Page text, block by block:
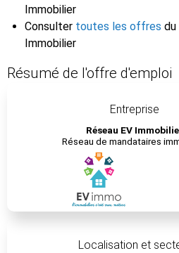
Immobilier
Consulter toutes les offres du
Immobilier
Résumé de l'offre d'emploi
Entreprise
Réseau EV
Réseau de mandataires
Localisation et